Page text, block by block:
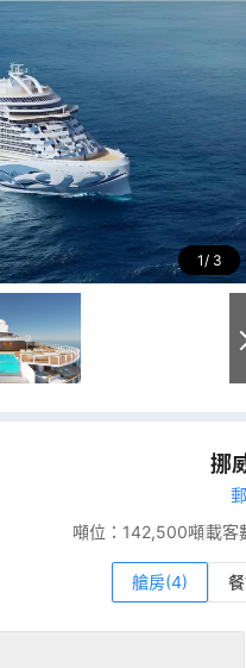
1 3
挪
噸位： 142,500噸載客
艙房(4)